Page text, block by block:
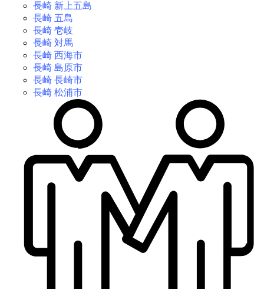
長崎 新上五島
長崎 五島
長崎 壱岐
長崎 対馬
長崎 西海市
長崎 島原市
長崎 長崎市
長崎 松浦市